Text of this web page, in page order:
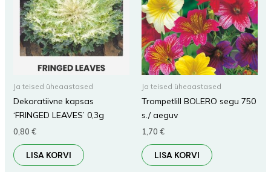
Ja teised üheaastased
Dekoratiivne kapsas
‘FRINGED LEAVES’ 0,3g
0,80 €
LISA KORVI
Ja teised üheaastased
Trompetlill BOLERO segu 750
s./ aeguv
1,70 €
LISA KORVI